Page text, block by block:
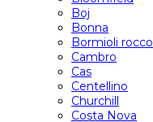
Boj
Bonna
Bormioli rocco
Cambro
Cas
Centellino
Churchill
Costa Nova